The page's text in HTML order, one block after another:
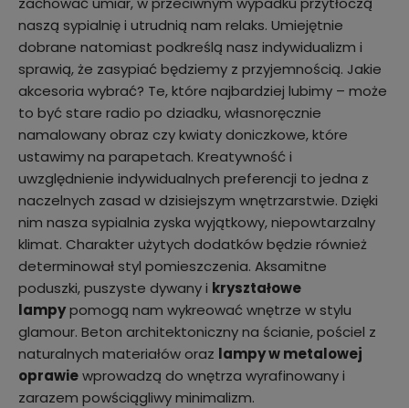
naszą sypialnię i utrudnią nam relaks. Umiejętnie
dobrane natomiast podkreślą nasz indywidualizm i
sprawią, że zasypiać będziemy z przyjemnością. Jakie
akcesoria wybrać? Te, które najbardziej lubimy – może
to być stare radio po dziadku, własnoręcznie
namalowany obraz czy kwiaty doniczkowe, które
ustawimy na parapetach. Kreatywność i
uwzględnienie indywidualnych preferencji to jedna z
naczelnych zasad w dzisiejszym wnętrzarstwie. Dzięki
nim nasza sypialnia zyska wyjątkowy, niepowtarzalny
klimat. Charakter użytych dodatków będzie również
determinował styl pomieszczenia. Aksamitne
poduszki, puszyste dywany i kryształowe
lampypomogą nam wykreować wnętrze w stylu
glamour. Beton architektoniczny na ścianie, pościel z
naturalnych materiałów oraz lampy w metalowej
oprawiewprowadzą do wnętrza wyrafinowany i
zarazem powściągliwy minimalizm.